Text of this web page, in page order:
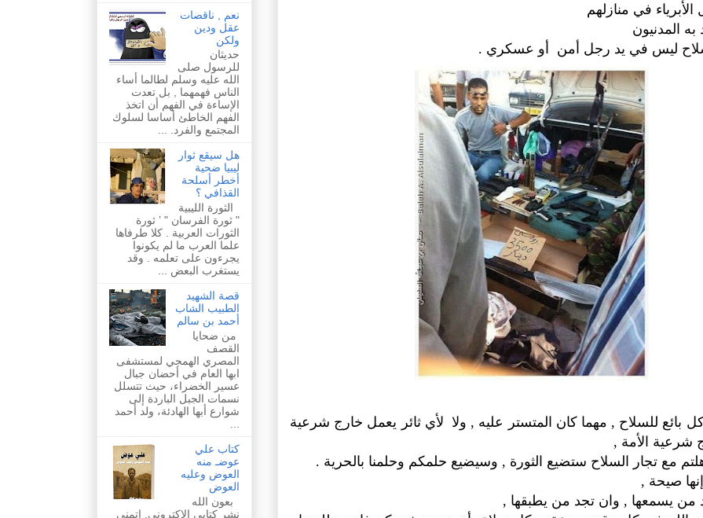
الأبرياء في منازلهم
به المدنيون
ليس في يد رجل أمن أو عسكري .
بائع للسلاح , مهما كان المتستر عليه , ولا لأي ثائر يعمل خارج شرعية
شرعية الأمة ,
مع تجار السلاح ستضيع الثورة , وسيضيع حلمكم وحلمنا بالحرية .
صيحة ,
من يسمعها , وان تجد من يطبقها ,
نعم , ناقصات
عقل ودين
ولكن
حديثان
للرسول صلى
الله عليه وسلم لطالما أساء
الناس فهمهما , بل تعدت
الإساءة في الفهم أن اتخذ
الفهم الخاطئ أساسا لسلوك
المجتمع والفرد. ...
هل سيقع ثوار
ليبيا ضحية
أخطر أسلحة
القذافي ؟
الثورة الليبية
" ثورة الفرسان " ’ ثورة
الثورات العربية . كلا طرفاها
علما العرب ما لم يكونوا
يجرءون على تعلمه . وقد
يستغرب البعض ...
قصة الشهيد
الطبيب الشاب
أحمد بن سالم
من ضحايا
القصف
المصري الهمجي لمستشفى
ابها العام في أحضان جبال
عسير الخضراء، حيث تتسلل
نسمات الجبل الباردة إلى
شوارع أبها الهادئة، ولد أحمد
كتاب علي
عوضـ منه
العوض وعليه
العوض
بعون الله
نشر كتابي الاكتروني, اتمنى